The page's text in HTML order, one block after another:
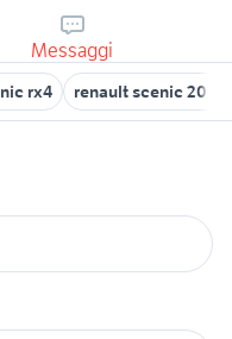
Messaggi
rx4 renault scenic 2002